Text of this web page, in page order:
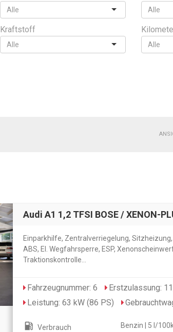
Kraftstoff
Audi A1 1,2 TFSI BOSE / XENON-
Einparkhilfe, Zentralverriegelung,
ABS, El. Wegfahrsperre, ESP,
Traktionskontrolle...
Fahrzeugnummer: 6 Erstzulassung:
Leistung: 63 kW (86 PS)
local_gas_station Verbrauch Benzin | 5 l/